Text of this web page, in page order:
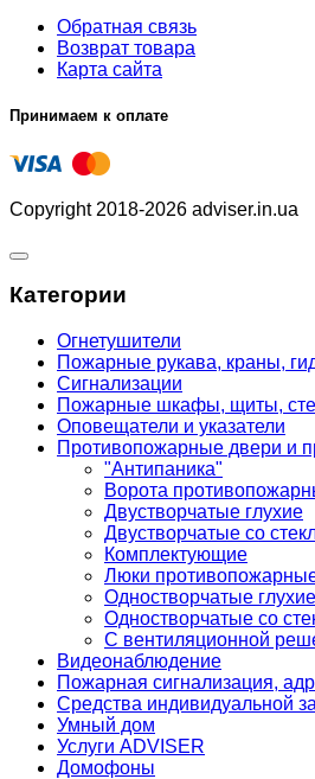
Обратная связь
Возврат товара
Карта сайта
Принимаем к оплате
Copyright 2018-2026 adviser.in.ua
Категории
Огнетушители
Пожарные рукава, краны,
Сигнализации
Пожарные шкафы, щиты,
Оповещатели и указатели
Противопожарные двери и
"Антипаника"
Ворота
Двустворчатые глухие
Двустворчатые со
Комплектующие
Люки
Одностворчатые глухие
Одностворчатые со
С вентиляционной
Видеонаблюдение
Пожарная сигнализация,
Средства индивидуальной
Умный дом
Услуги ADVISER
Домофоны